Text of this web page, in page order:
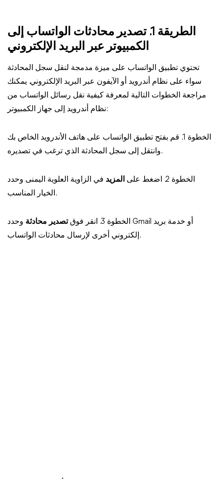
الطريقة 1. تصدير محادثات الواتساب إلى
الكمبيوتر عبر البريد الإلكتروني
تحتوي تطبيق الواتساب على ميزة مدمجة لنقل سجل المحادثة
سواء على نظام أندرويد أو الآيفون عبر البريد الإلكتروني. يمكنك
مراجعة الخطوات التالية لمعرفة كيفية نقل رسائل الواتساب من
نظام أندرويد إلى جهاز الكمبيوتر:
الخطوة 1. قم بفتح تطبيق الواتساب على هاتف الأندرويد الخاص بك
وانتقل إلى سجل المحادثة الذي ترغب في تصديره.
الخطوة 2. اضغط على المزيد في الزاوية العلوية اليمنى وحدد
الخيار المناسب.
الخطوة 3. انقر فوق تصدير محادثة وحدد Gmail أو خدمة بريد
إلكتروني أخرى لإرسال محادثات الواتساب.